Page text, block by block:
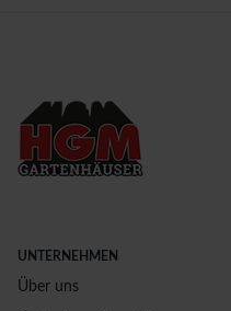
UNTERNEHMEN
Über uns